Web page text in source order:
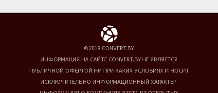
©2018 CONVERT.BY.
ИНФОРМАЦИЯ НА САЙТЕ CONVERT.BY НЕ ЯВЛЯЕТСЯ
ПУБЛИЧНОЙ ОФЕРТОЙ НИ ПРИ КАКИХ УСЛОВИЯХ И НОСИТ
ИСКЛЮЧИТЕЛЬНО ИНФОРМАЦИОННЫЙ ХАРАКТЕР.